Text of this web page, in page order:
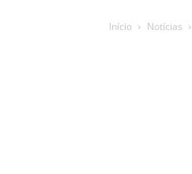
Início Notícias